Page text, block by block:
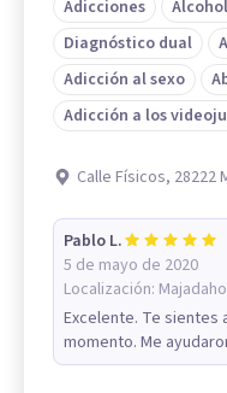
Adicciones
Diagnóstico dual
Adicción al sexo
Adicción a los
Calle Físicos, 28222
Pablo L.
5 de mayo de 2020
Localización:
Excelente. Te sientes
momento. Me